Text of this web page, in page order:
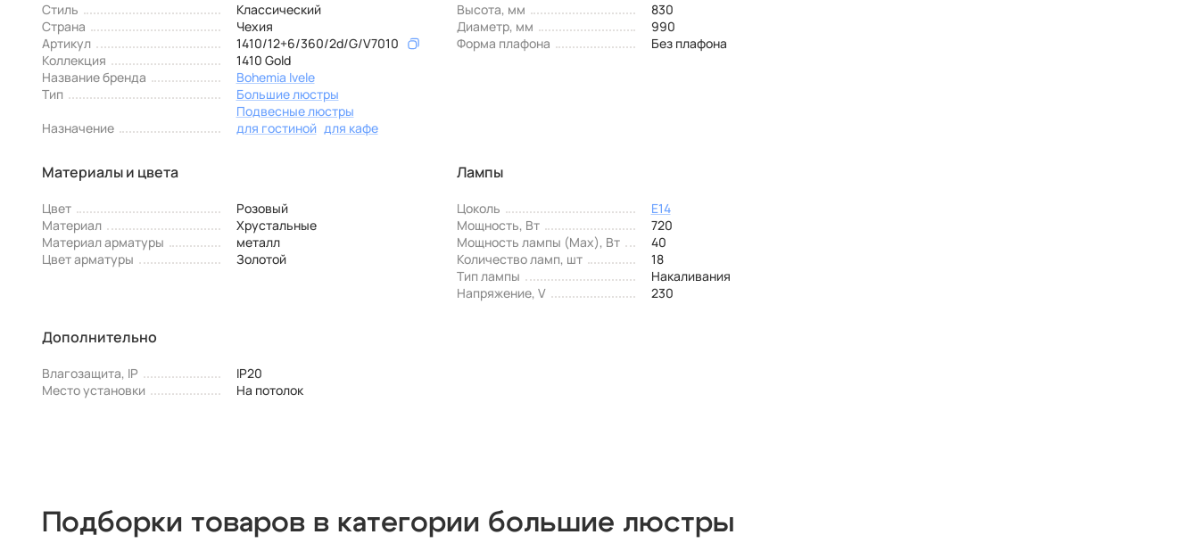
Стиль
Классический
Страна
Чехия
Артикул
1410/12+6/360/2d/G/V7010
Коллекция
1410 Gold
Название бренда
Bohemia Ivele
Тип
Большие люстры
Подвесные люстры
Назначение
для гостиной для кафе
Высота, мм
830
Диаметр, мм
990
Форма плафона
Без плафона
Материалы и цвета
Цвет
Розовый
Материал
Хрустальные
Материал арматуры
металл
Цвет арматуры
Золотой
Лампы
Цоколь
E14
Мощность, Вт
720
Мощность лампы (Max), Вт
40
Количество ламп, шт
18
Тип лампы
Накаливания
Напряжение, V
230
Дополнительно
Влагозащита, IP
IP20
Место установки
На потолок
Подборки товаров в категории большие люстры